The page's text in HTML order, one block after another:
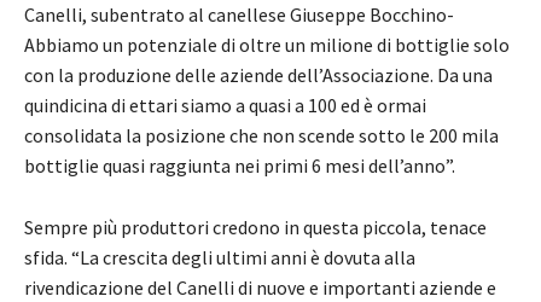
Canelli, subentrato al canellese Giuseppe Bocchino-
Abbiamo un potenziale di oltre un milione di bottiglie solo
con la produzione delle aziende dell’Associazione. Da una
quindicina di ettari siamo a quasi a 100 ed è ormai
consolidata la posizione che non scende sotto le 200 mila
bottiglie quasi raggiunta nei primi 6 mesi dell’anno”.
Sempre più produttori credono in questa piccola, tenace
sfida. “La crescita degli ultimi anni è dovuta alla
rivendicazione del Canelli di nuove e importanti aziende e